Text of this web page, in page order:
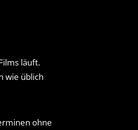
läuft.
wie üblich
ohne